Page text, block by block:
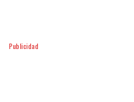
Publicidad